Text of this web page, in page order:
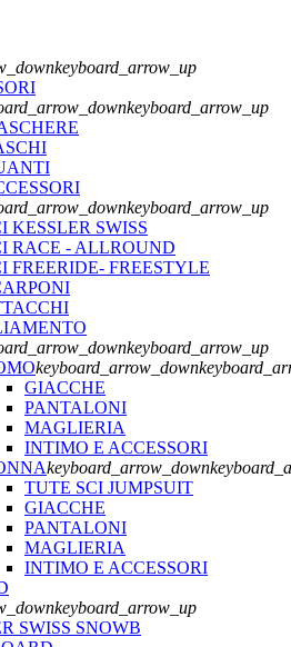
keyboard_arrow_up
keyboard_arrow_up
keyboard_arrow_up
KESSLER SWISS
RACE - ALLROUND
FREERIDE- FREESTYLE
keyboard_arrow_up
keyboard_arrow_down
GIACCHE
PANTALONI
MAGLIERIA
INTIMO E ACCESSORI
keyboard_arrow_down
TUTE SCI JUMPSUIT
GIACCHE
PANTALONI
MAGLIERIA
INTIMO E ACCESSORI
keyboard_arrow_up
SWISS SNOWB